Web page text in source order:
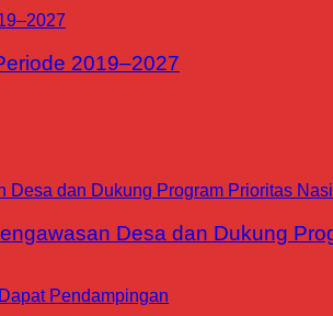
2019–2027
Desa dan Dukung